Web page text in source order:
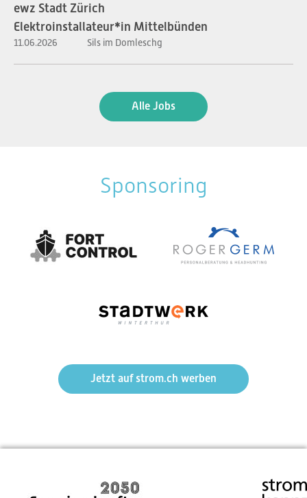
ewz Stadt Zürich
Elektroinstallateur*in Mittelbünden
11.06.2026 Sils im Domleschg
Alle Jobs
Sponsoring
Jetzt auf strom.ch werben